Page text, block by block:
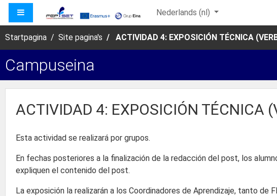
Ga naar hoofdinhoud
ZIJPANEEL Nederlands ‎(nl)‎
Startpagina Site pagina's ACTIVIDAD 4: EXPOSICIÓN TÉCNICA
Campuseina
ACTIVIDAD 4: EXPOSICIÓN TÉCNICA
Esta actividad se realizará por grupos.
En fechas posteriores a la finalización de la redacción del post, los
expliquen el contenido del post.
La exposición la realizarán a los Coordinadores de Aprendizaje, tanto de